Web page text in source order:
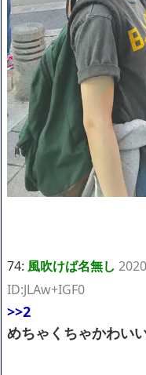
Powered by livedoor 相互
74: 風吹けば名無し
ID:JLAw+IGF0
>>2
めちゃくちゃかわい